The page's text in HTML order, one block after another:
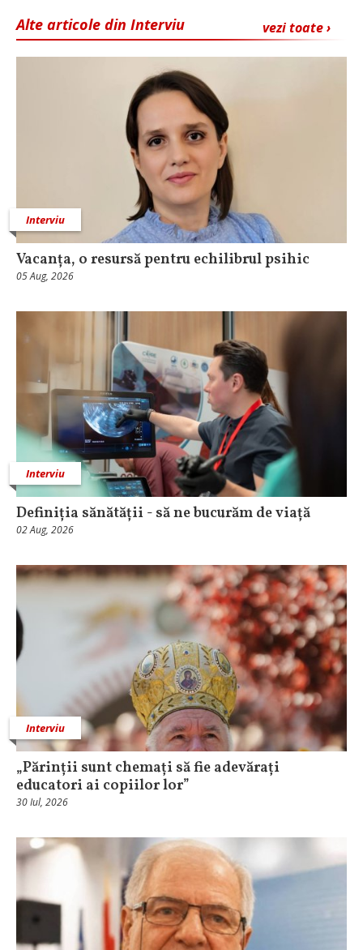
vezi toate ›
Alte articole din Interviu
Interviu
Vacanța, o resursă pentru echilibrul psihic
05 Aug, 2026
Interviu
Definiția sănătății - să ne bucurăm de viață
02 Aug, 2026
Interviu
„Părinții sunt chemați să fie adevărați
educatori ai copiilor lor”
30 Iul, 2026